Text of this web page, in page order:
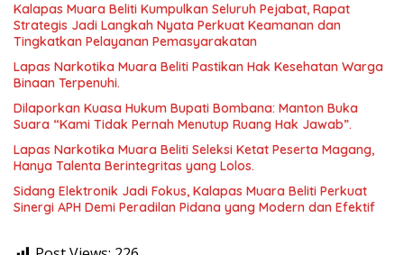
Kalapas Muara Beliti Kumpulkan Seluruh Pejabat, Rapat
Strategis Jadi Langkah Nyata Perkuat Keamanan dan
Tingkatkan Pelayanan Pemasyarakatan
Lapas Narkotika Muara Beliti Pastikan Hak Kesehatan Warga
Binaan Terpenuhi.
Dilaporkan Kuasa Hukum Bupati Bombana: Manton Buka
Suara “Kami Tidak Pernah Menutup Ruang Hak Jawab”.
Lapas Narkotika Muara Beliti Seleksi Ketat Peserta Magang,
Hanya Talenta Berintegritas yang Lolos.
Sidang Elektronik Jadi Fokus, Kalapas Muara Beliti Perkuat
Sinergi APH Demi Peradilan Pidana yang Modern dan Efektif